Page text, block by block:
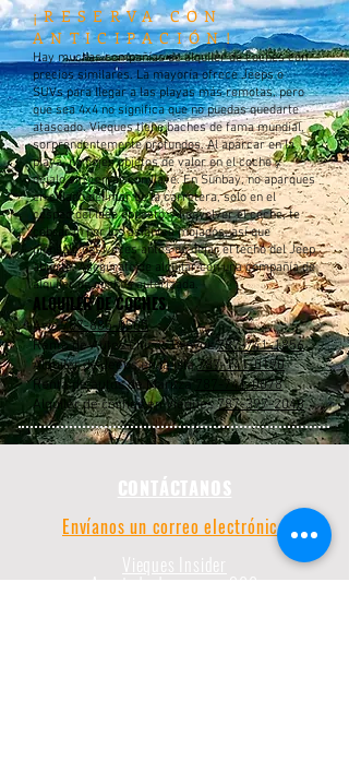
¡RESERVA CON
ANTICIPACIÓN!
Hay muchas compañías de alquiler de coches con
precios similares. La mayoría ofrece Jeeps o
SUVs para llegar a las playas más remotas, pero
que sea 4x4 no significa que no puedas quedarte
atascado. Vieques tiene baches de fama mundial,
sorprendentemente profundos. Al aparcar en la
playa, no dejes objetos de valor en el coche y
déjalo sin cerrar con llave. En Sunbay, no aparques
en el lado del mar de la carretera, solo en el
césped del lado opuesto. Al devolver el coche, te
cobrarán por los asientos mojados, así que
piénsalo dos veces antes de dejar el techo del Jeep
abierto. Asegúrate de alquilar con una compañía de
alquiler de coches autorizada.
ALQUILER DE COCHES
Avis787-885-0505
Renta de Autos Chicos Bravos787-741-1856
Alquiler de Jeeps en la isla787-741-0190
Renta de autos de Maritza
787-741-0078
Alquiler de coches en Vieques787-397-2048
CONTÁCTANOS
Envíanos un correo electrónico
Vieques Insider
Apartado de correos 266